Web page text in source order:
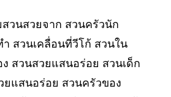
สวนสวยจาก สวนครัวนัก
สวนเคลื่อนที่วีโก้ สวนใน
สวนสวยแสนอร่อย สวนเด็ก
ยแสนอร่อย สวนครัวของ